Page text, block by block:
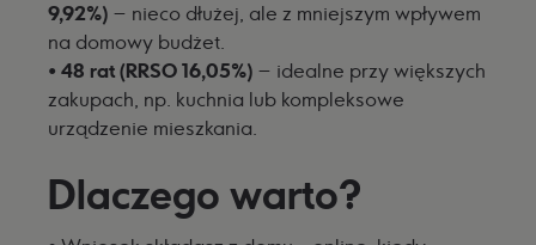
9,92%) – nieco dłużej, ale z mniejszym wpływem
na domowy budżet.
• 48 rat (RRSO 16,05%) – idealne przy większych
zakupach, np. kuchnia lub kompleksowe
urządzenie mieszkania.
Dlaczego warto?